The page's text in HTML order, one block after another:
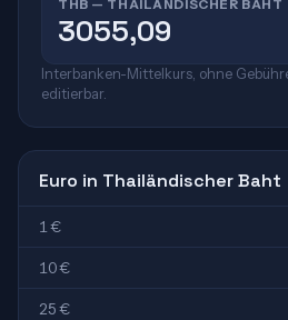
THB — THAILÄNDISCHER BAHT
Interbanken-Mittelkurs, ohne
editierbar.
Euro in Thailändischer Baht
1 €
10 €
25 €